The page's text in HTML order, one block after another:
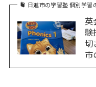
日進市の学習塾 個別学習
英
験
切
市